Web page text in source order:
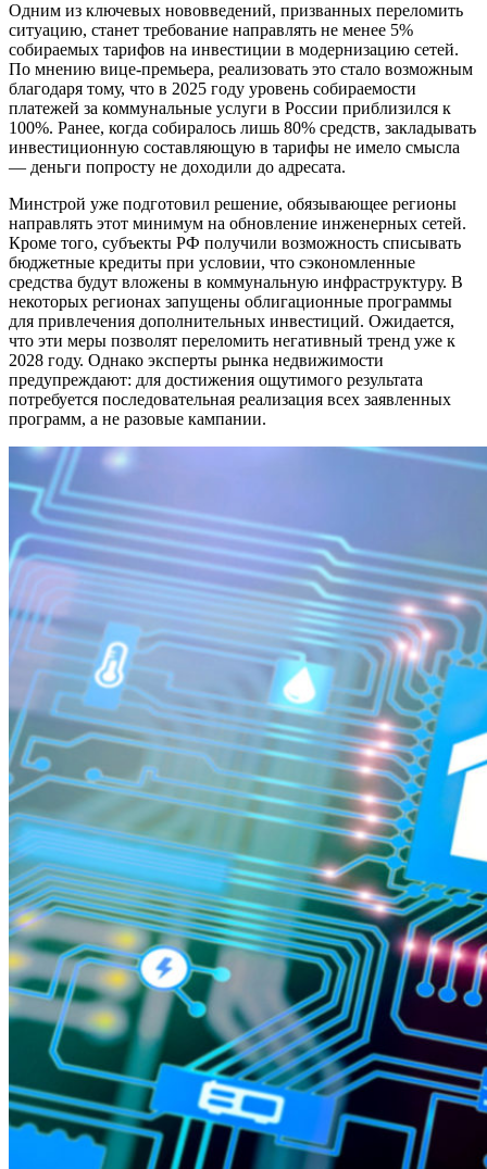
Одним из ключевых нововведений, призванных переломить
ситуацию, станет требование направлять не менее 5%
собираемых тарифов на инвестиции в модернизацию сетей.
По мнению вице-премьера, реализовать это стало возможным
благодаря тому, что в 2025 году уровень собираемости
платежей за коммунальные услуги в России приблизился к
100%. Ранее, когда собиралось лишь 80% средств, закладывать
инвестиционную составляющую в тарифы не имело смысла
— деньги попросту не доходили до адресата.
Минстрой уже подготовил решение, обязывающее регионы
направлять этот минимум на обновление инженерных сетей.
Кроме того, субъекты РФ получили возможность списывать
бюджетные кредиты при условии, что сэкономленные
средства будут вложены в коммунальную инфраструктуру. В
некоторых регионах запущены облигационные программы
для привлечения дополнительных инвестиций. Ожидается,
что эти меры позволят переломить негативный тренд уже к
2028 году. Однако эксперты рынка недвижимости
предупреждают: для достижения ощутимого результата
потребуется последовательная реализация всех заявленных
программ, а не разовые кампании.